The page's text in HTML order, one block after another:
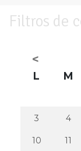
Filtros de
<
L M
3 4
10 11